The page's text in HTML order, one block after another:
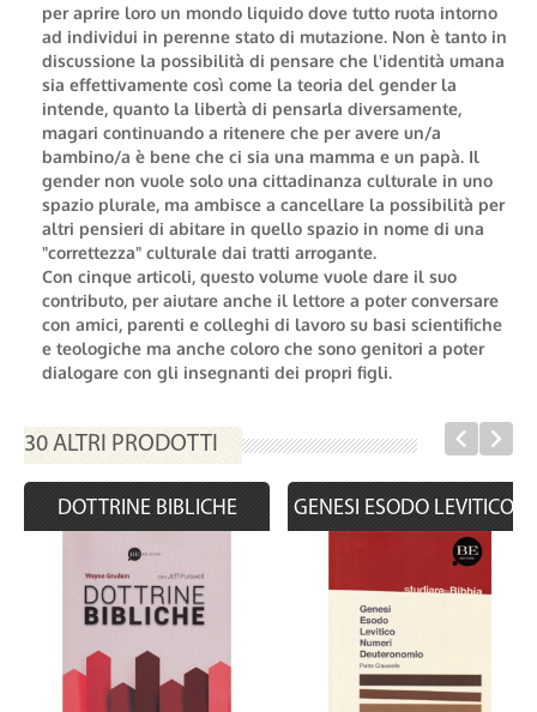
per aprire loro un mondo liquido dove tutto ruota intorno
ad individui in perenne stato di mutazione. Non è tanto in
discussione la possibilità di pensare che l'identità umana
sia effettivamente così come la teoria del gender la
intende, quanto la libertà di pensarla diversamente,
magari continuando a ritenere che per avere un/a
bambino/a è bene che ci sia una mamma e un papà. Il
gender non vuole solo una cittadinanza culturale in uno
spazio plurale, ma ambisce a cancellare la possibilità per
altri pensieri di abitare in quello spazio in nome di una
"correttezza" culturale dai tratti arrogante.
Con cinque articoli, questo volume vuole dare il suo
contributo, per aiutare anche il lettore a poter conversare
con amici, parenti e colleghi di lavoro su basi scientifiche
e teologiche ma anche coloro che sono genitori a poter
dialogare con gli insegnanti dei propri figli.
30 ALTRI PRODOTTI
DOTTRINE BIBLICHE GENESI ESODO LEVITICO...